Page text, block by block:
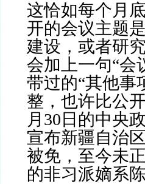
这恰如每个月
开的会议主题
建设，或者研
会加上一句“会
带过的“其他事
整，也许比公
月 30 日的中央
宣布新疆自治
被免，至今未
的非习派嫡系